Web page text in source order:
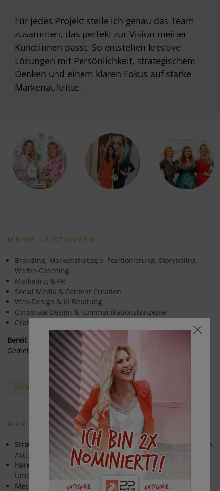
Für jedes Projekt stelle ich genau das Team
zusammen, das perfekt zur Vision meiner
Kund:innen passt. So entstehen kreative
Lösungen mit Persönlichkeit, strategischem
Denken und einem klaren Fokus auf starke
Markenauftritte.
MEINE LEISTUNGEN
Branding, Markenstrategie, Positionierung, Storytelling,
Werbe-Coaching
Marketing & PR
Social Media & Content Creation
Web-Design & KI Beratung
Corporate Design & Kommunikationskonzepte
Grafik Design & Drucksorten
Bereit für mehr Sichtbarkeit?
Gemeinsam bringen wir deine Marke zum Strahlen.
Mehr über meine Leistungen
WARUM MIT MIR?
Strategisch & kreativ:Konzepte mit rotem Faden statt losem
Aktionismus.
Hands-on & pragmatisch:Klare Empfehlungen, schnelle
Umsetzung.
Messbar:
Fokus auf Ergebnisse und Optimierungen.